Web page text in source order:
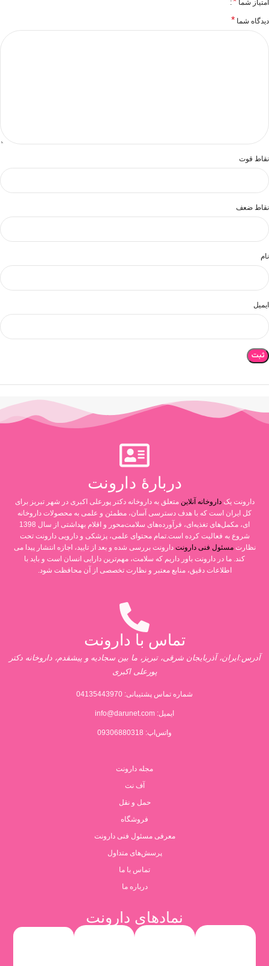
امتیاز شما
دیدگاه شما *
نقاط قوت
نقاط ضعف
نام
ایمیل
دربارۀ دارونت
دارونت یکداروخانه آنلاین متعلق به داروخانه دکتر پورعلی اکبری در شهر تبریز برای
کل ایران است که با هدف دسترسی آسان، مطمئن و علمی به محصولات داروخانه
ای، مکمل‌های تغذیه‌ای، فرآورده‌های سلامت‌محور و اقلام بهداشتی از سال 1398
شروع به فعالیت کرده است.تمام محتوای علمی، پزشکی و دارویی دارونت تحت
نظارتمسئول فنی دارونت دارونت بررسی شده و بعد از تایید، اجازه انتشار پیدا می
کند. ما در دارونت باور داریم که سلامت، مهم‌ترین دارایی انسان است و باید با
اطلاعات دقیق، منابع معتبر و نظارت تخصصی از آن محافظت شود.
تماس با دارونت
آدرس:ایران، آذربایجان شرقی، تبریز، ما بین سجادیه و پیشقدم، داروخانه دکتر
پورعلی اکبری
شماره تماس پشتیبانی: 04135443970
ایمیل: info@darunet.com
واتس‌اپ: 09306880318
مجله دارونت
آف نت
حمل و نقل
فروشگاه
معرفی مسئول فنی دارونت
پرسش‌های متداول
تماس با ما
درباره ما
نمادهای دارونت